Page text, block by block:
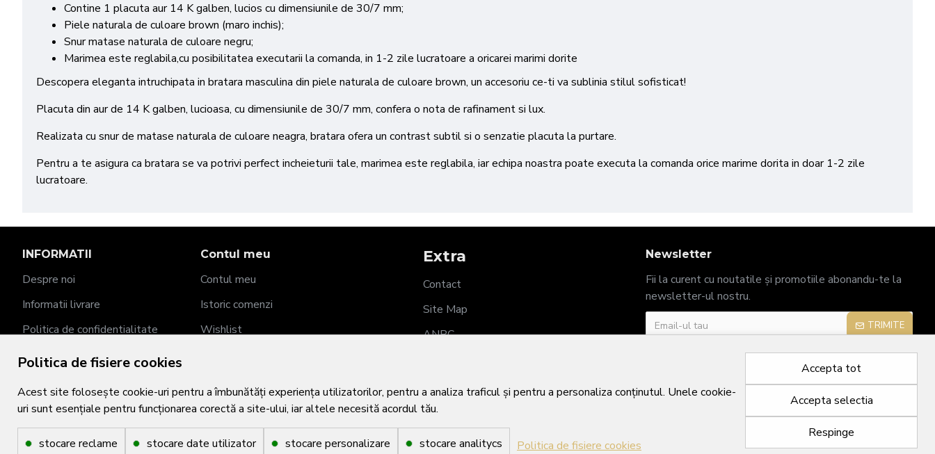
Contine 1 placuta aur 14 K galben, lucios cu dimensiunile de 30/7 mm;
Piele naturala de culoare brown (maro inchis);
Snur matase naturala de culoare negru;
Marimea este reglabila,cu posibilitatea executarii la comanda, in 1-2 zile lucratoare a oricarei marimi dorite
Descopera eleganta intruchipata in bratara masculina din piele naturala de culoare brown, un accesoriu ce-ti va sublinia stilul sofisticat!
Placuta din aur de 14 K galben, lucioasa, cu dimensiunile de 30/7 mm, confera o nota de rafinament si lux.
Realizata cu snur de matase naturala de culoare neagra, bratara ofera un contrast subtil si o senzatie placuta la purtare.
Pentru a te asigura ca bratara se va potrivi perfect incheieturii tale, marimea este reglabila, iar echipa noastra poate executa la comanda orice marime dorita in doar 1-2 zile
lucratoare.
INFORMATII
Despre noi
Informatii livrare
Politica de confidentialitate
Termeni si conditii
Contul meu
Contul meu
Istoric comenzi
Wishlist
Extra
Contact
Site Map
ANPC
Newsletter
Fii la curent cu noutatile și promotiile abonandu-te la
newsletter-ul nostru.
TRIMITE
Politica de fisiere cookies
Acest site folosește cookie-uri pentru a îmbunătăți experiența utilizatorilor, pentru a analiza traficul și pentru a personaliza conținutul. Unele cookie-
uri sunt esențiale pentru funcționarea corectă a site-ului, iar altele necesită acordul tău.
stocare reclame stocare date utilizator stocare personalizare stocare analitycs Politica de fisiere cookies
Accepta tot
Accepta selectia
Respinge